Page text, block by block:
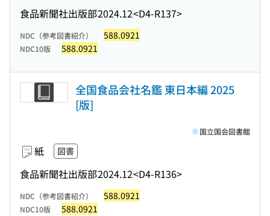
食品新聞社出版部2024.12<D4-R137>
NDC（参考図書紹介） 588.0921
NDC10版 588.0921
全国食品会社名鑑 東日本編 2025
[版]
紙 図書
食品新聞社出版部2024.12<D4-R136>
国立国会図書館
NDC（参考図書紹介） 588.0921
NDC10版 588.0921